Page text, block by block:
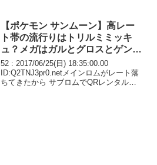
【ポケモン サンムーン】高レー
ト帯の流行りはトリルミミッキ
ュ？メガはガルとグロスとゲンガ
ー
52 : 2017/06/25(日) 18:35:00.00
ID:Q2TNJ3pr0.netメインロムがレート落
ちてきたから サブロムでQRレンタルで